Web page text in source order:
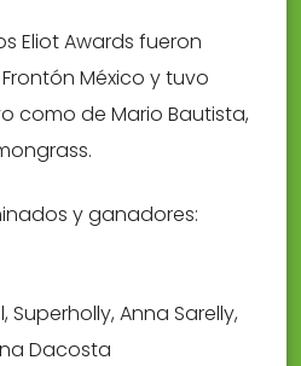
Eliot Awards fueron
México y tuvo
como de Mario Bautista,
y ganadores:
Anna Sarelly,
Dacosta